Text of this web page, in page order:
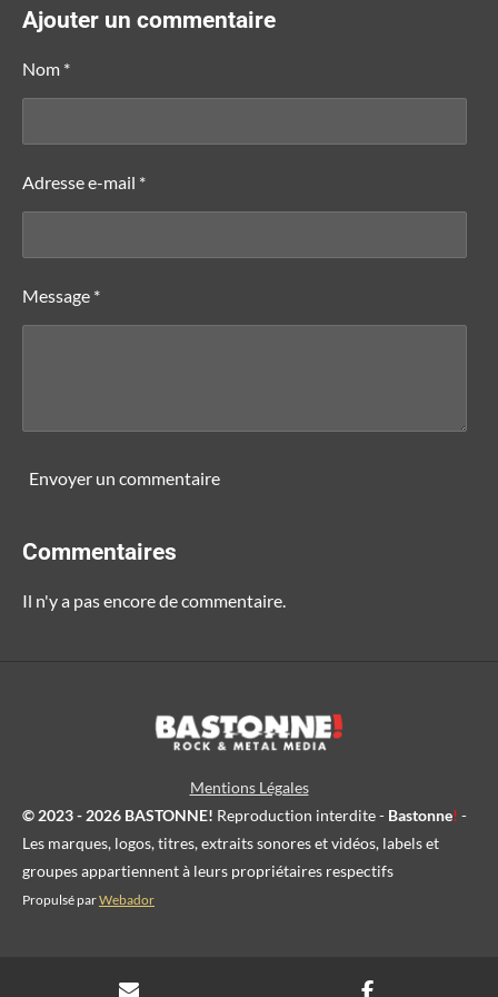
t
a
e
t
a
t
a
t
a
Ajouter un commentaire
Nom *
Adresse e-mail *
Message *
Envoyer un commentaire
Commentaires
Il n'y a pas encore de commentaire.
Mentions Légales
© 2023 - 2026 BASTONNE! Reproduction interdite - Bastonne! -
Les marques, logos, titres, extraits sonores et vidéos, labels et
groupes appartiennent à leurs propriétaires respectifs
Propulsé parWebador